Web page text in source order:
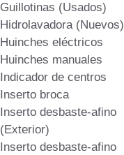
Guillotinas (Usados)
Hidrolavadora (Nuevos)
Huinches eléctricos
Huinches manuales
Indicador de centros
Inserto broca
Inserto desbaste-afino
(Exterior)
Inserto desbaste-afino